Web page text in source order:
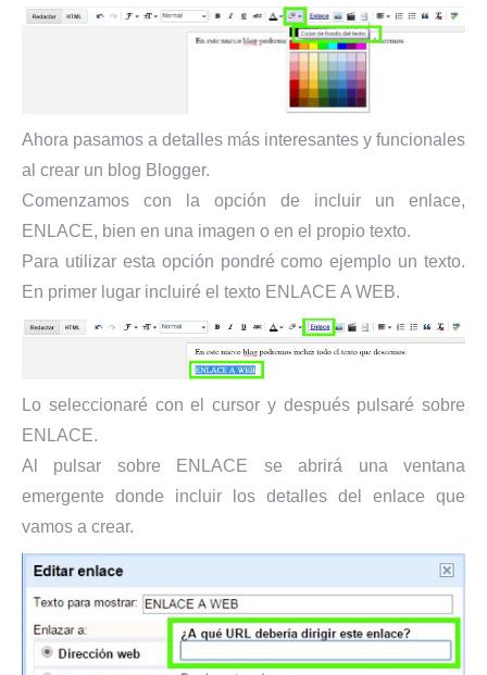
Ahora pasamos a detalles más interesantes y funcionales
al crear un blog Blogger.
Comenzamos con la opción de incluir un enlace,
ENLACE, bien en una imagen o en el propio texto.
Para utilizar esta opción pondré como ejemplo un texto.
En primer lugar incluiré el texto ENLACE A WEB.
Lo seleccionaré con el cursor y después pulsaré sobre
ENLACE.
Al pulsar sobre ENLACE se abrirá una ventana
emergente donde incluir los detalles del enlace que
vamos a crear.